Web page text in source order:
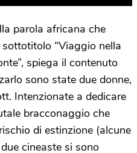
parola africana che
“Viaggio nella
spiega il contenuto
sono state due donne,
Intenzionate a dedicare
bracconaggio che
di estinzione (alcune
cineaste si sono